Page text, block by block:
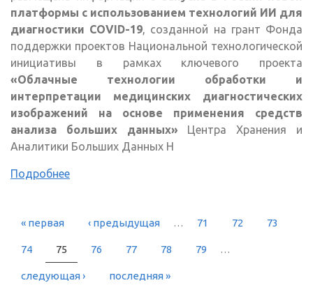
платформы с использованием технологий ИИ для
диагностики COVID-19, созданной на грант Фонда
поддержки проектов Национальной технологической
инициативы в рамках ключевого проекта
«Облачные технологии обработки и
интерпретации медицинских диагностических
изображений на основе применения средств
анализа больших данных» Центра Хранения и
Аналитики Больших Данных Н
Подробнее
СТРАНИЦЫ
« первая ‹ предыдущая … 71 72 73
74 75 76 77 78 79 …
следующая › последняя »